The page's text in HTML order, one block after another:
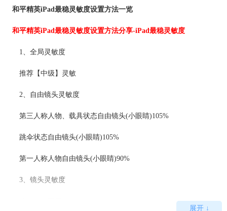
和平精英iPad最稳灵敏度设置方法一览
和平精英iPad最稳灵敏度设置方法分享-iPad最稳灵敏度
1、全局灵敏度
推荐【中级】灵敏
2、自由镜头灵敏度
第三人称人物、载具状态自由镜头(小眼睛)105%
跳伞状态自由镜头(小眼睛)105%
第一人称人物自由镜头(小眼睛)90%
3、镜头灵敏度
展开 ↓